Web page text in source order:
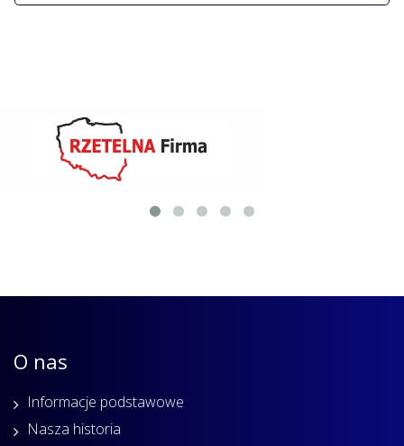
O nas
Informacje podstawowe
Nasza historia